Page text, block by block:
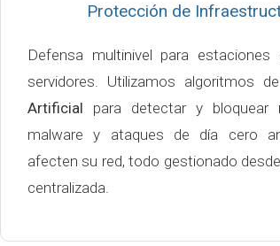
Protección de
Defensa multinivel para
servidores. Utilizamos algoritmos de
Artificial para detectar y bloquear
malware y ataques de día cero
afecten su red, todo gestionado
centralizada.